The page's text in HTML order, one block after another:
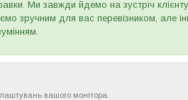
Ми завжди йдемо на зустріч клієнту,
зручним для вас перевізником, але
вашого монітора.